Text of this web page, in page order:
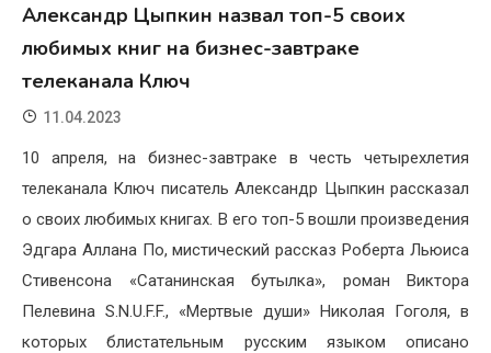
Александр Цыпкин назвал топ-5 своих
любимых книг на бизнес-завтраке
телеканала Ключ
11.04.2023
10 апреля, на бизнес-завтраке в честь четырехлетия
телеканала Ключ писатель Александр Цыпкин рассказал
о своих любимых книгах. В его топ-5 вошли произведения
Эдгара Аллана По, мистический рассказ Роберта Льюиса
Стивенсона «Сатанинская бутылка», роман Виктора
Пелевина S.N.U.F.F., «Мертвые души» Николая Гоголя, в
которых блистательным русским языком описано